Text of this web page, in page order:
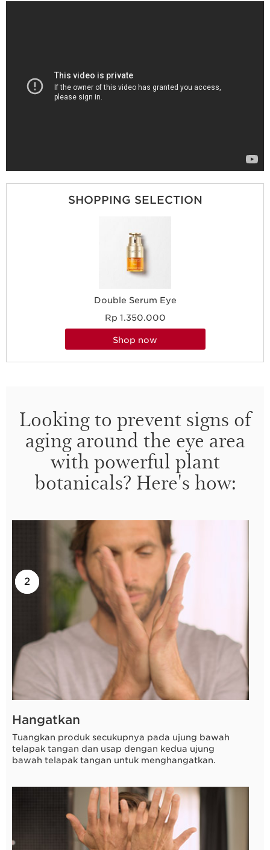
SHOPPING SELECTION
Double Serum Eye
Rp 1.350.000
shop now
Looking to prevent signs of
aging around the eye area
with powerful plant
botanicals? Here's how:
1
Hangatkan
Tuangkan produk secukupnya pada ujung bawah
telapak tangan dan usap dengan kedua ujung
bawah telapak tangan untuk menghangatkan.
2